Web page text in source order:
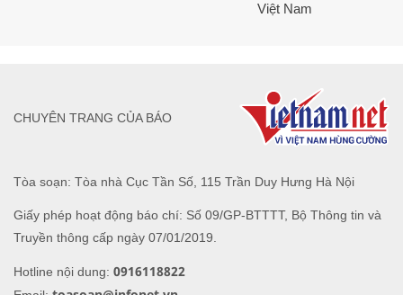
Việt Nam
Tòa soạn: Tòa nhà Cục Tần Số, 115 Trần Duy Hưng Hà Nội
Giấy phép hoạt động báo chí: Số 09/GP-BTTTT, Bộ Thông tin và
Truyền thông cấp ngày 07/01/2019.
Hotline nội dung: 0916118822
CHUYÊN TRANG CỦA BÁO